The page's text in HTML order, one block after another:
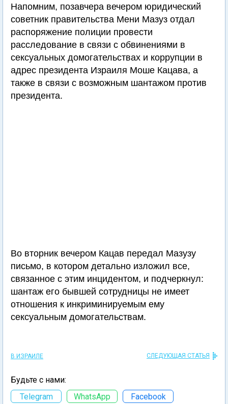
Напомним, позавчера вечером юридический
советник правительства Мени Мазуз отдал
распоряжение полиции провести
расследование в связи с обвинениями в
сексуальных домогательствах и коррупции в
адрес президента Израиля Моше Кацава, а
также в связи с возможным шантажом против
президента.
Во вторник вечером Кацав передал Мазузу
письмо, в котором детально изложил все,
связанное с этим инцидентом, и подчеркнул:
шантаж его бывшей сотрудницы не имеет
отношения к инкриминируемым ему
сексуальным домогательствам.
В ИЗРАИЛЕ СЛЕДУЮЩАЯ СТАТЬЯ
Будьте с нами:
Telegram
WhatsApp Facebook